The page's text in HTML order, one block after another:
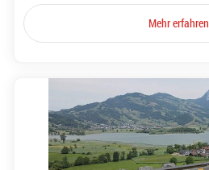
Mehr erfahren